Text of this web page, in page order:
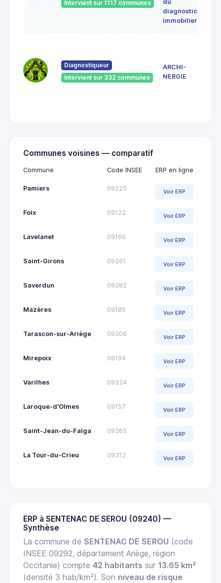
Intervient sur 1117 communes
du
diagnostic
immobilier
Diagnostiqueur
Intervient sur 332 communes
ARCHI-
NERGIE
Communes voisines — comparatif
Commune Code INSEE ERP en ligne
Pamiers 09225 Voir ERP
Foix 09122 Voir ERP
Lavelanet 09160 Voir ERP
Saint-Girons 09261 Voir ERP
Saverdun 09282 Voir ERP
Mazères 09185 Voir ERP
Tarascon-sur-Ariège 09306 Voir ERP
Mirepoix 09194 Voir ERP
Varilhes 09324 Voir ERP
Laroque-d'Olmes 09157 Voir ERP
Saint-Jean-du-Falga 09265 Voir ERP
La Tour-du-Crieu 09312 Voir ERP
ERP à SENTENAC DE SEROU (09240) —
Synthèse
La commune de SENTENAC DE SEROU (code
INSEE 09292, département Ariège, région
Occitanie) compte 42 habitants sur 13.65 km²
(densité 3 hab/km²). Son niveau de risque